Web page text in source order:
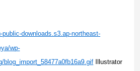
public-downloads.s3.ap-northeast-
wp-
blog_import_58477a0fb16a9.gif
Illustrator